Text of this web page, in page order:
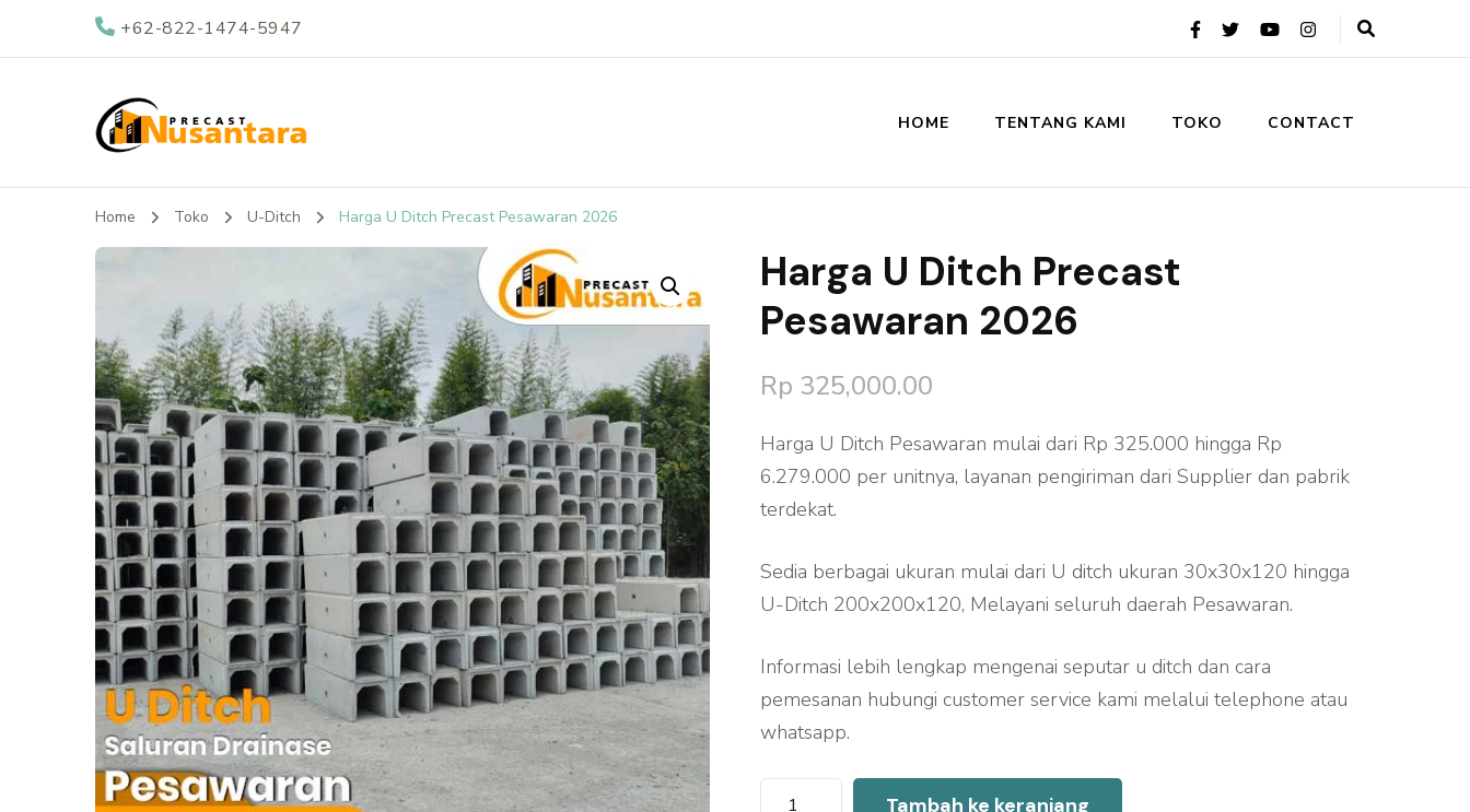
+62-822-1474-5947
Nusantara Precast
HOME TENTANG KAMI TOKO CONTACT
Home Toko U-Ditch Harga U Ditch Precast Pesawaran 2026
Harga U Ditch Precast
Pesawaran 2026
Rp 325,000.00
Harga U Ditch Pesawaran mulai dari Rp 325.000 hingga Rp
6.279.000 per unitnya, layanan pengiriman dari Supplier dan pabrik
terdekat.
Sedia berbagai ukuran mulai dari U ditch ukuran 30x30x120 hingga
U-Ditch 200x200x120, Melayani seluruh daerah Pesawaran.
Informasi lebih lengkap mengenai seputar u ditch dan cara
pemesanan hubungi customer service kami melalui telephone atau
whatsapp.
Kuantitas
Tambah ke keranjang